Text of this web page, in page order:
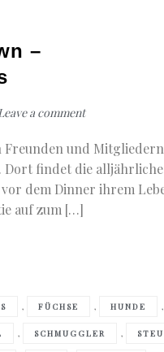
–
a comment
Freunden und
Dort findet die
dem Dinner ihrem
auf zum […]
, FÜCHSE , HUNDE ,
, SCHMUGGLER ,